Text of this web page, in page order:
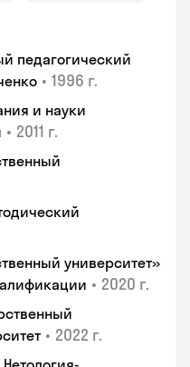
педагогический
• 1996 г.
и науки
• 2011 г.
университет»
• 2020 г.
• 2022 г.